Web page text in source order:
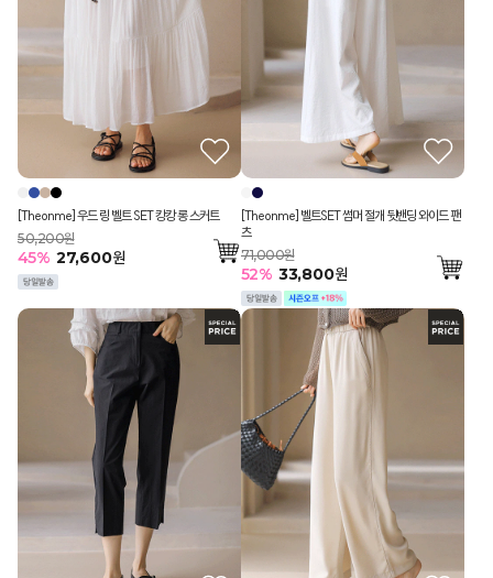
[Theonme] 우드 링 벨트 SET 캉캉 롱 스커트
50,200원
45% 27,600원
[Theonme] 벨트SET 썸머 절개 뒷밴딩 와이드 팬
츠
71,000원
52% 33,800원